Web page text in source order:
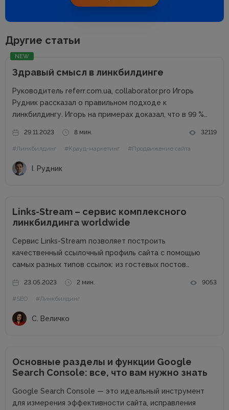
Другие статьи
NEW
Здравый смысл в линкбилдинге
Руководитель referr.com.ua, collaborator.pro Игорь
Рудник рассказал о правильном подходе к
линкбилдингу. Игорь на примерах доказал, что в 99 %
Сайты можно продвигать множеством способов, среди
которых есть и PBN. При этом PBN разделяются...
29.11.2023 8 мин. 32119
#Линкбилдинг #Крауд-маркетинг #Продвижение сайта
І. Рудник
Links-Stream – сервис комплексного
линкбилдинга worldwide
Сервис Links-Stream позволяет построить
качественный ссылочный профиль сайта с помощью
самых разных типов ссылок: из гостевых постов
более подробно и узнаем его сильные стороны.
Основные преимущества: Гарантия на проставленные
23.05.2023 2 мин. 9053
#SEO #Линкбилдинг
С. Величко
Основные разделы и функции Google
Search Console: все, что вам нужно знать
Google Search Console — это идеальный инструмент
для измерения эффективности сайта, исправления